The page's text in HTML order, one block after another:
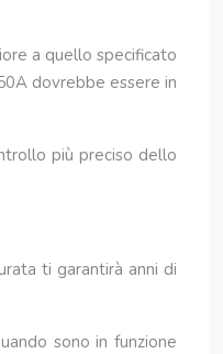
a quello specificato
dovrebbe essere in
più preciso dello
ti garantirà anni di
sono in funzione